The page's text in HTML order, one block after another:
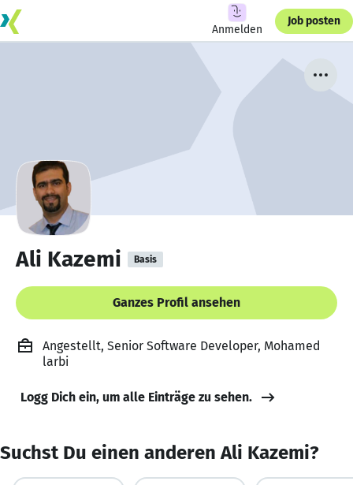
Anmelden
Job posten
Ali Kazemi Basis
Ganzes Profil ansehen
Angestellt, Senior Software Developer, Mohamed
larbi
Logg Dich ein, um alle Einträge zu sehen.
Suchst Du einen anderen Ali Kazemi?